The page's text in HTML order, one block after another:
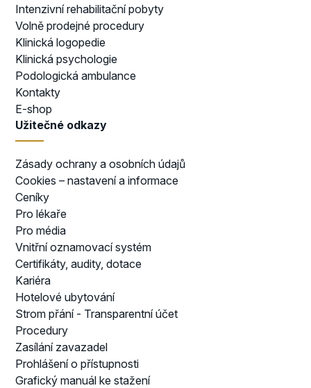
Intenzivní rehabilitační pobyty
Volně prodejné procedury
Klinická logopedie
Klinická psychologie
Podologická ambulance
Kontakty
E-shop
Užitečné odkazy
Zásady ochrany a osobních údajů
Cookies – nastavení a informace
Ceníky
Pro lékaře
Pro média
Vnitřní oznamovací systém
Certifikáty, audity, dotace
Kariéra
Hotelové ubytování
Strom přání - Transparentní účet
Procedury
Zasílání zavazadel
Prohlášení o přístupnosti
Grafický manuál ke stažení